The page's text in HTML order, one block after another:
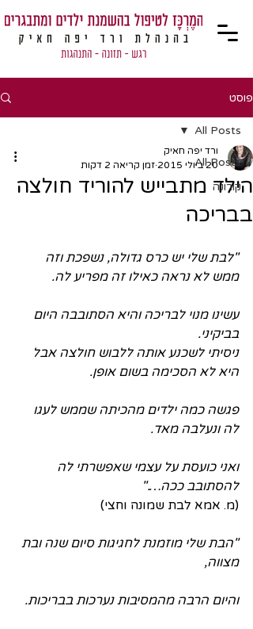
פוסט
All Posts
קורונה
All Posts
הילד מתבייש להוריד חולצה
בבריכה
ורד יפה חאיק
20 ביולי 2015
זמן קריאה 2 דקות
"לבת שלי יש כרס גדולה, נשפכת וזה
ממש לא נראה כאילו זה מפריע לה.
עשינו מנוי לבריכה והיא הסתובבה היום
בביקיני.
ניסיתי לשכנע אותה ללבוש חולצה אבל
היא לא הסכימה בשום אופן.
פגשה כמה ילדים מהכיתה שממש לעגו
לה ונעלבה מאד.
ואני כועסת על עצמי שאפשרתי לה
להסתובב ככה…."
(מ. אמא לבת שמונה וחצי)
"הבת שלי מוזמנת לחגיגות סיום שנה ובת
מצווה,
והיום הרבה מהמסיבות נערכות בבריכות.